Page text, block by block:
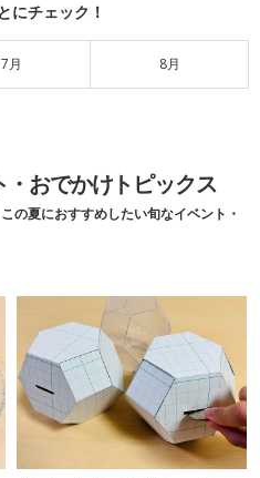
にチェック！
7月 8月
おでかけトピックス
の夏におすすめしたい旬なイベント・